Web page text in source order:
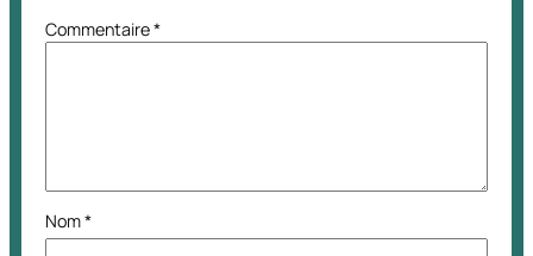
Commentaire*
Nom*